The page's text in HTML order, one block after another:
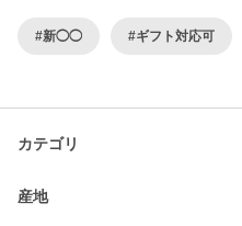
#新◯◯ #ギフト対応可
カテゴリ
産地